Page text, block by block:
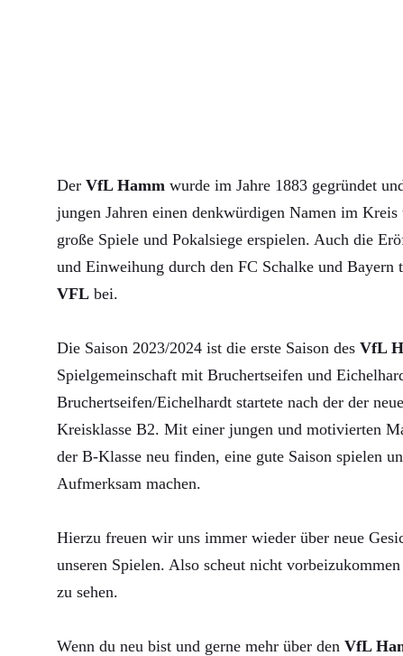
Der VfL Hamm wurde im Jahre 1883 gegründet
jungen Jahren einen denkwürdigen Namen im
große Spiele und Pokalsiege erspielen. Auch die
und Einweihung durch den FC Schalke und Bayern
VFL bei.
Die Saison 2023/2024 ist die erste Saison des VfL
Spielgemeinschaft mit Bruchertseifen und
Bruchertseifen/Eichelhardt startete nach der der
Kreisklasse B2. Mit einer jungen und motivierten
der B-Klasse neu finden, eine gute Saison spielen
Aufmerksam machen.
Hierzu freuen wir uns immer wieder über neue
unseren Spielen. Also scheut nicht
zu sehen.
Wenn du neu bist und gerne mehr über den VfL